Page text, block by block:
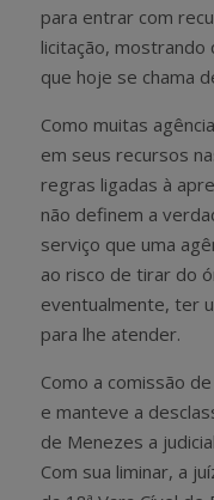
para entrar com
licitação, mostrando
que hoje se chama
Como muitas
em seus recursos
regras ligadas à
não definem a
serviço que uma
ao risco de tirar do
eventualmente, ter
para lhe atender.
Como a comissão
e manteve a
de Menezes a
Com sua liminar, a